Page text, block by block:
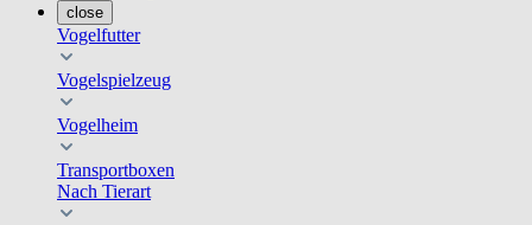
close
Vogelfutter
Vogelspielzeug
Vogelheim
Transportboxen
Nach Tierart